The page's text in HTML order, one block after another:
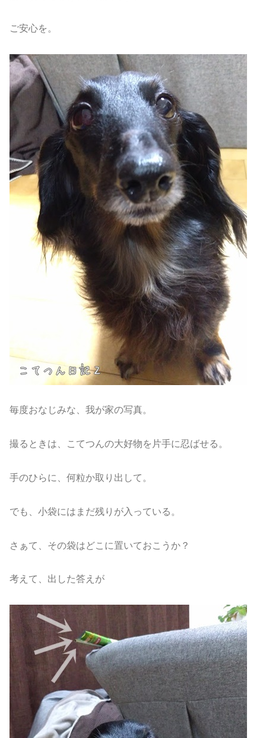
ご安心を。
毎度おなじみな、我が家の写真。
撮るときは、こてつんの大好物を片手に忍ばせる。
手のひらに、何粒か取り出して。
でも、小袋にはまだ残りが入っている。
さぁて、その袋はどこに置いておこうか？
考えて、出した答えが